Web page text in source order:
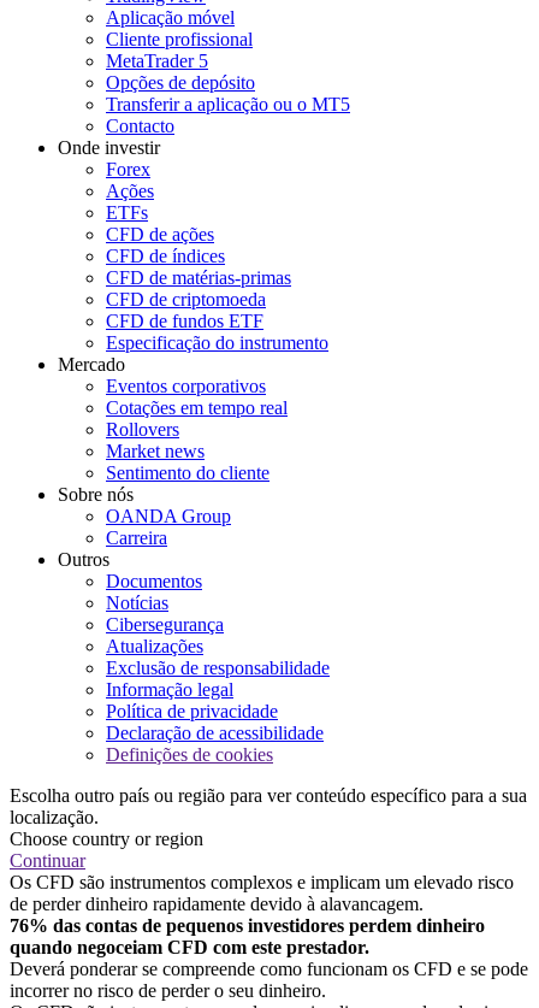
Aplicação móvel
Cliente profissional
MetaTrader 5
Opções de depósito
Transferir a aplicação ou o MT5
Contacto
Onde investir
Forex
Ações
ETFs
CFD de ações
CFD de índices
CFD de matérias-primas
CFD de criptomoeda
CFD de fundos ETF
Especificação do instrumento
Mercado
Eventos corporativos
Cotações em tempo real
Rollovers
Market news
Sentimento do cliente
Sobre nós
OANDA Group
Carreira
Outros
Documentos
Notícias
Cibersegurança
Atualizações
Exclusão de responsabilidade
Informação legal
Política de privacidade
Declaração de acessibilidade
Definições de cookies
Escolha outro país ou região para ver conteúdo específico para a sua
localização.
Choose country or region
Continuar
Os CFD são instrumentos complexos e implicam um elevado risco
de perder dinheiro rapidamente devido à alavancagem.
76% das contas de pequenos investidores perdem dinheiro
quando negoceiam CFD com este prestador.
Deverá ponderar se compreende como funcionam os CFD e se pode
incorrer no risco de perder o seu dinheiro.